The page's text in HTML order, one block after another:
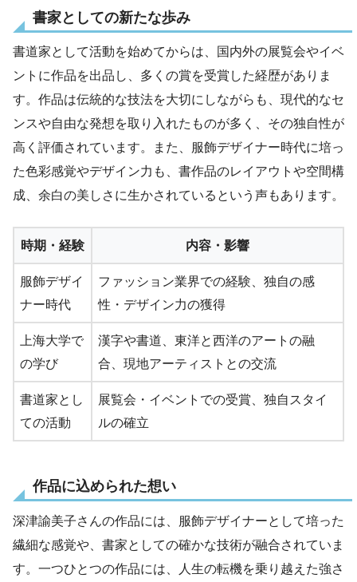
書家としての新たな歩み
書道家として活動を始めてからは、国内外の展覧会やイベ
ントに作品を出品し、多くの賞を受賞した経歴がありま
す。作品は伝統的な技法を大切にしながらも、現代的なセ
ンスや自由な発想を取り入れたものが多く、その独自性が
高く評価されています。また、服飾デザイナー時代に培っ
た色彩感覚やデザイン力も、書作品のレイアウトや空間構
成、余白の美しさに生かされているという声もあります。
時期・経験 内容・影響
服飾デザイ
ナー時代
ファッション業界での経験、独自の感
性・デザイン力の獲得
上海大学で
の学び
漢字や書道、東洋と西洋のアートの融
合、現地アーティストとの交流
書道家とし
ての活動
展覧会・イベントでの受賞、独自スタイ
ルの確立
作品に込められた想い
深津諭美子さんの作品には、服飾デザイナーとして培った
繊細な感覚や、書家としての確かな技術が融合されていま
す。一つひとつの作品には、人生の転機を乗り越えた強さ